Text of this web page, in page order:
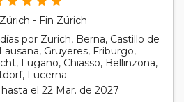
- Fin Zúrich
por Zurich, Berna, Castillo de
Gruyeres, Friburgo,
Lugano, Chiasso, Bellinzona,
Lucerna
el 22 Mar. de 2027